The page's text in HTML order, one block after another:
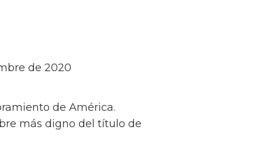
de 2020
de América.
más digno del título de